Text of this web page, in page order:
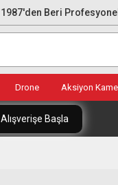
1987'den Beri
Drone Aksiyon
Alışverişe Başla